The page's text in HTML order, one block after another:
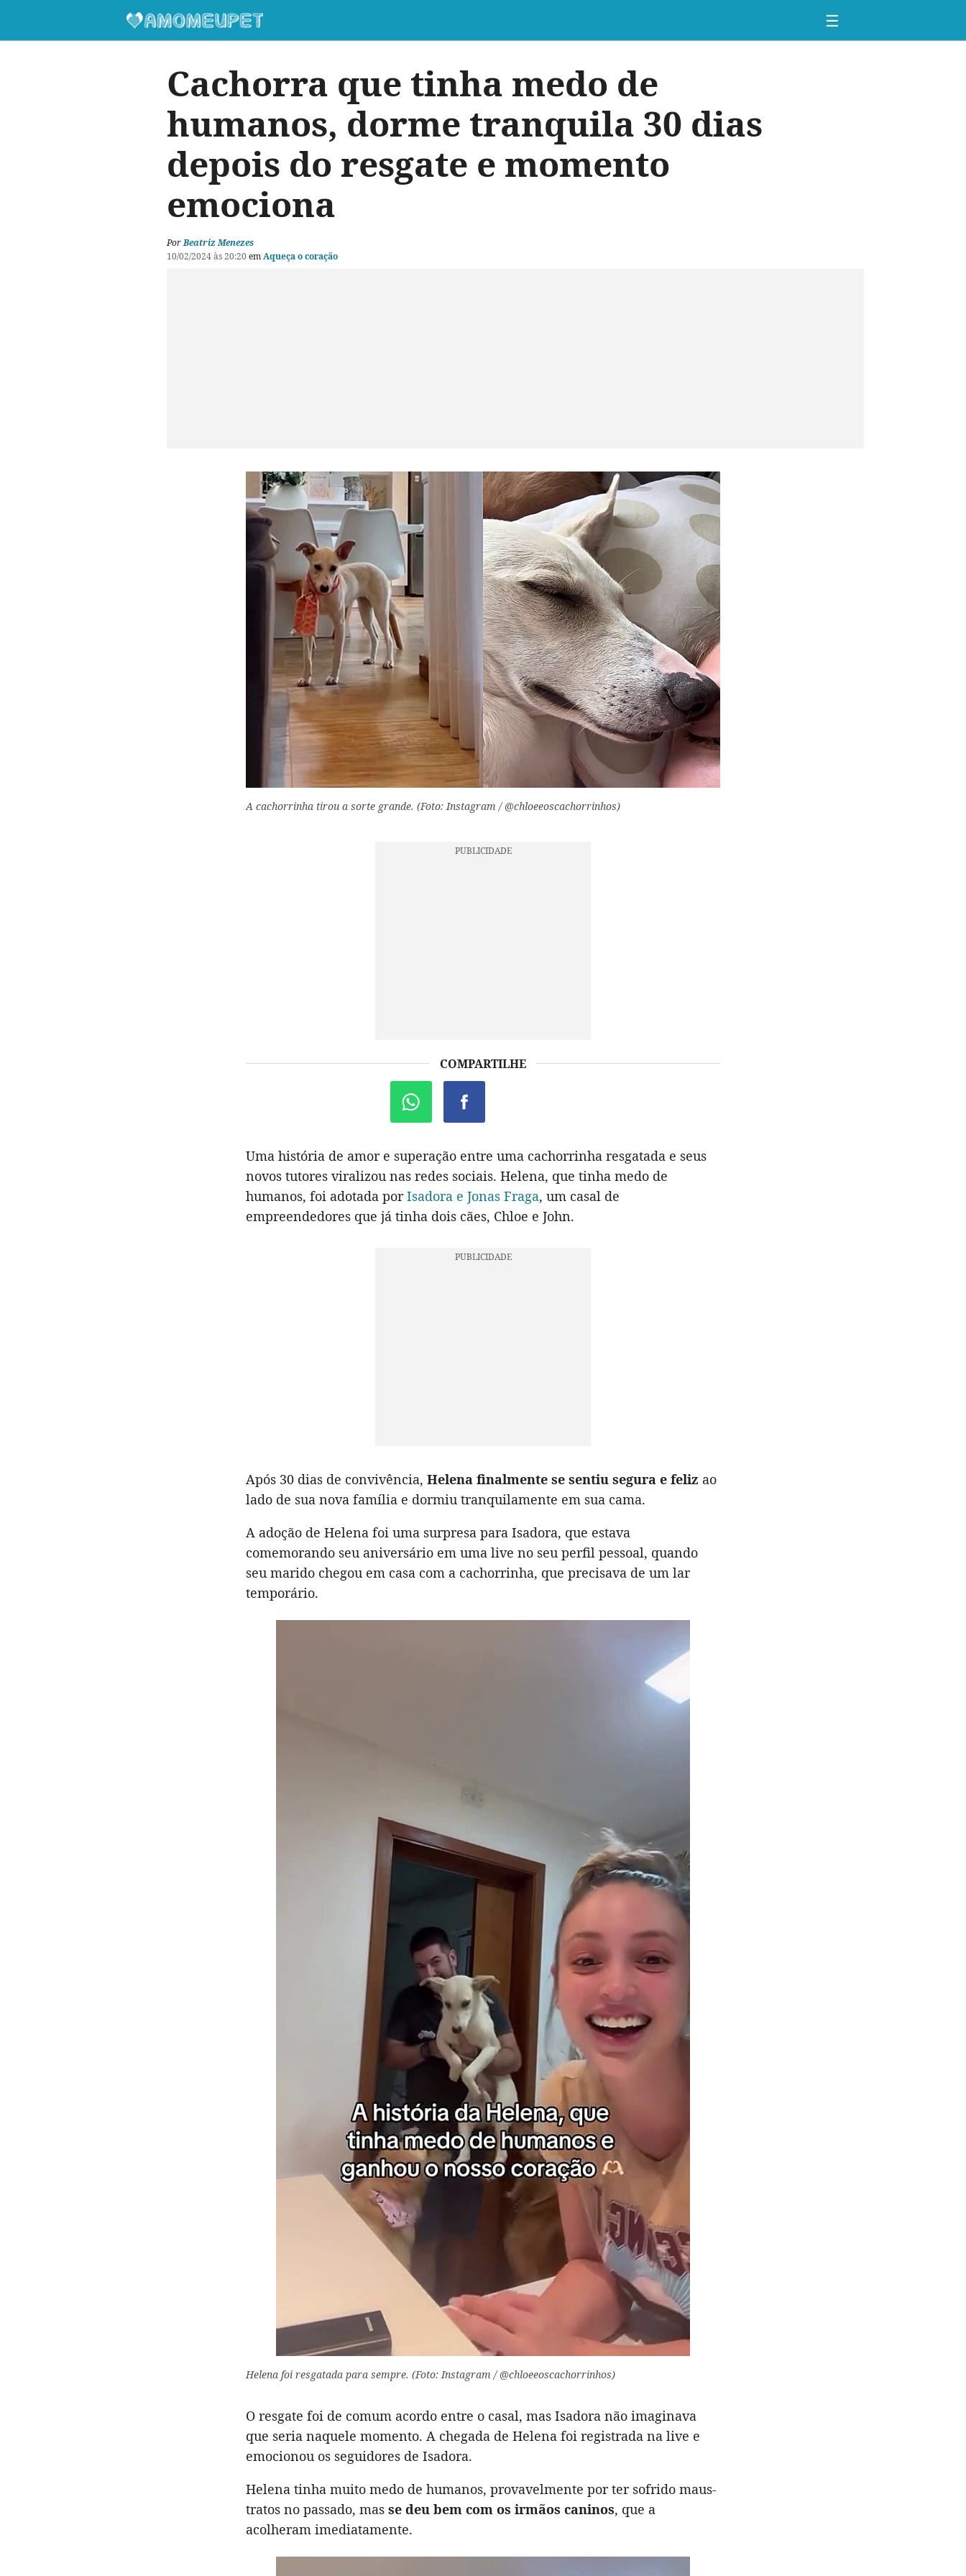
☰
Cachorra que tinha medo de
humanos, dorme tranquila 30 dias
depois do resgate e momento
emociona
PorBeatriz Menezes
10/02/2024 às 20:20 emAqueça o coração
A cachorrinha tirou a sorte grande. (Foto: Instagram / @chloeeoscachorrinhos)
COMPARTILHE
Uma história de amor e superação entre uma cachorrinha resgatada e seus
novos tutores viralizou nas redes sociais. Helena, que tinha medo de
humanos, foi adotada porIsadora e Jonas Fraga, um casal de
empreendedores que já tinha dois cães, Chloe e John.
Após 30 dias de convivência, Helena finalmente se sentiu segura e feliz ao
lado de sua nova família e dormiu tranquilamente em sua cama.
A adoção de Helena foi uma surpresa para Isadora, que estava
comemorando seu aniversário em uma live no seu perfil pessoal, quando
seu marido chegou em casa com a cachorrinha, que precisava de um lar
temporário.
Helena foi resgatada para sempre. (Foto: Instagram / @chloeeoscachorrinhos)
O resgate foi de comum acordo entre o casal, mas Isadora não imaginava
que seria naquele momento. A chegada de Helena foi registrada na live e
emocionou os seguidores de Isadora.
Helena tinha muito medo de humanos, provavelmente por ter sofrido maus-
tratos no passado, mas se deu bem com os irmãos caninos, que a
acolheram imediatamente.